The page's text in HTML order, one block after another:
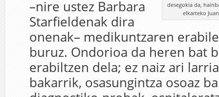
desegokia da,
elkarteko
–nire ustez Barbara
Starfieldenak dira
onenak– medikuntzaren
buruz. Ondorioa da heren bat
erabiltzen dela; ez naiz ari
bakarrik, osasungintza osoaz